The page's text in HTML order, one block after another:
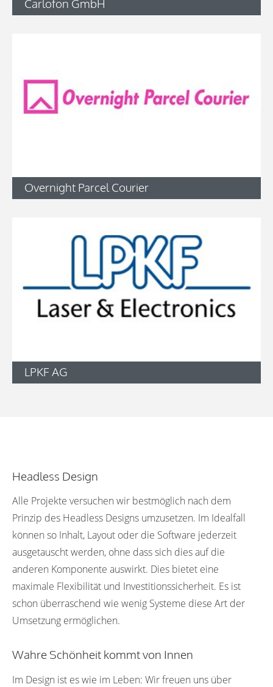
Carlofon GmbH
Overnight Parcel Courier
LPKF AG
Headless Design
Alle Projekte versuchen wir bestmöglich nach dem
Prinzip des Headless Designs umzusetzen. Im Idealfall
können so Inhalt, Layout oder die Software jederzeit
ausgetauscht werden, ohne dass sich dies auf die
anderen Komponente auswirkt. Dies bietet eine
maximale Flexibilität und Investitionssicherheit. Es ist
schon überraschend wie wenig Systeme diese Art der
Umsetzung ermöglichen.
Wahre Schönheit kommt von Innen
Im Design ist es wie im Leben: Wir freuen uns über